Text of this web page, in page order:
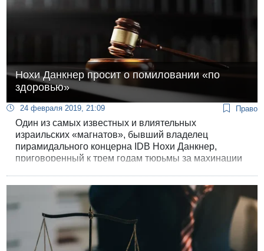
Нохи Данкнер просит о помиловании «по
здоровью»
24 февраля 2019, 21:09 Право
Один из самых известных и влиятельных
израильских «магнатов», бывший владелец
пирамидального концерна IDB Нохи Данкнер,
приговоренный к трем годам тюрьмы за махинации
почти пять месяцев.